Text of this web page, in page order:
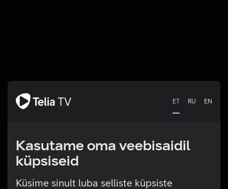
ET RU EN
Kasutame oma veebisaidil
küpsiseid
Küsime sinult luba selliste küpsiste